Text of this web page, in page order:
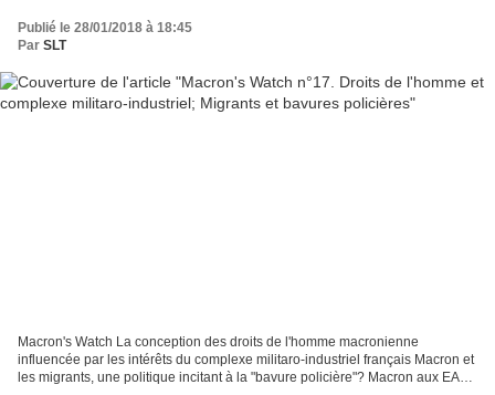
Publié le 28/01/2018 à 18:45
Par SLT
Macron's Watch La conception des droits de l'homme macronienne
influencée par les intérêts du complexe militaro-industriel français Macron et
les migrants, une politique incitant à la "bavure policière"? Macron aux EAU